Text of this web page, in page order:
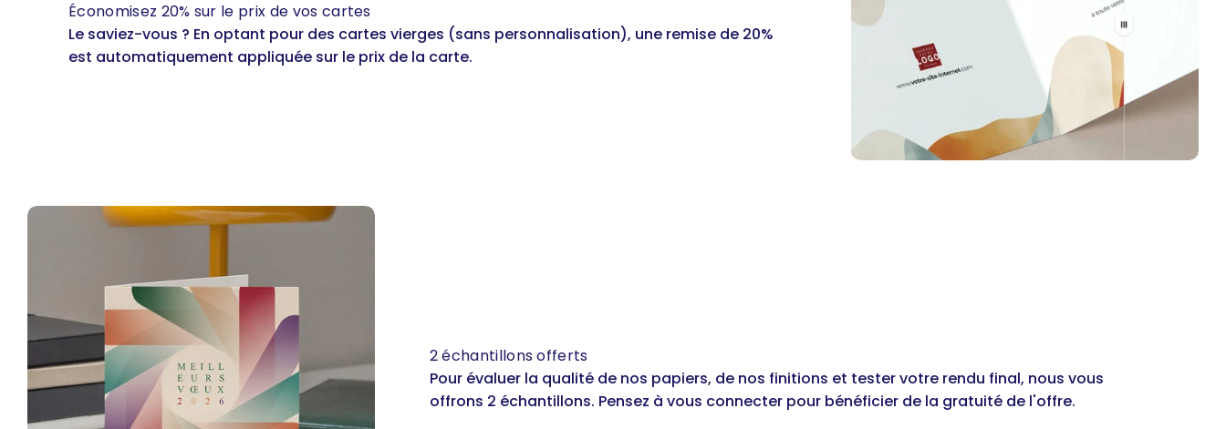
Économisez 20% sur le prix de vos cartes
Le saviez-vous ? En optant pour des cartes vierges (sans personnalisation), une remise de 20%
est automatiquement appliquée sur le prix de la carte.
2 échantillons offerts
Pour évaluer la qualité de nos papiers, de nos finitions et tester votre rendu final, nous vous
offrons 2 échantillons. Pensez à vous connecter pour bénéficier de la gratuité de l'offre.